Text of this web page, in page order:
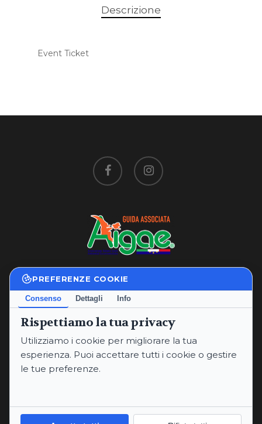
PREFERENZE COOKIE
Consenso Dettagli Info
Rispettiamo la tua privacy
Utilizziamo i cookie per migliorare la tua
esperienza. Puoi accettare tutti i cookie o gestire
le tue preferenze.
Informativa sulla PrivacyCookie Policy
Descrizione
Event Ticket
facebook instagram
Privacy Policy|Cookie Policy
Termini e Condizioni
P.IVA: 02234760565
Email:annaritaproperzi@gmail.com
PEC:annaritaproperzi@pec.it
Telefoni: